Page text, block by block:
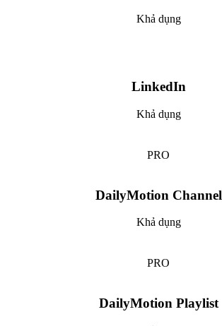
Khả dụng
LinkedIn
Khả dụng
PRO
DailyMotion Channel
Khả dụng
PRO
DailyMotion Playlist